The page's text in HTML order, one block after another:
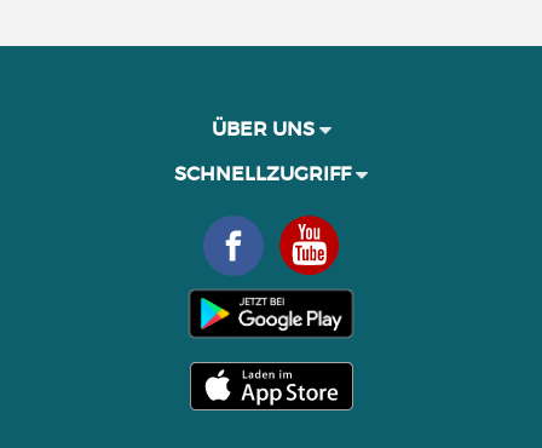
ÜBER UNS
SCHNELLZUGRIFF